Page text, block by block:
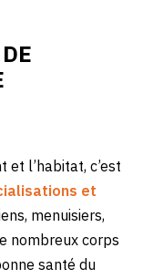
et l’habitat, c’est
et
menuisiers,
nombreux corps
santé du